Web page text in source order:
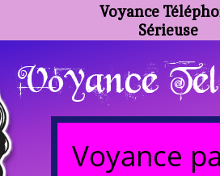
Voyance
Sérieuse
Voyance
Voyance